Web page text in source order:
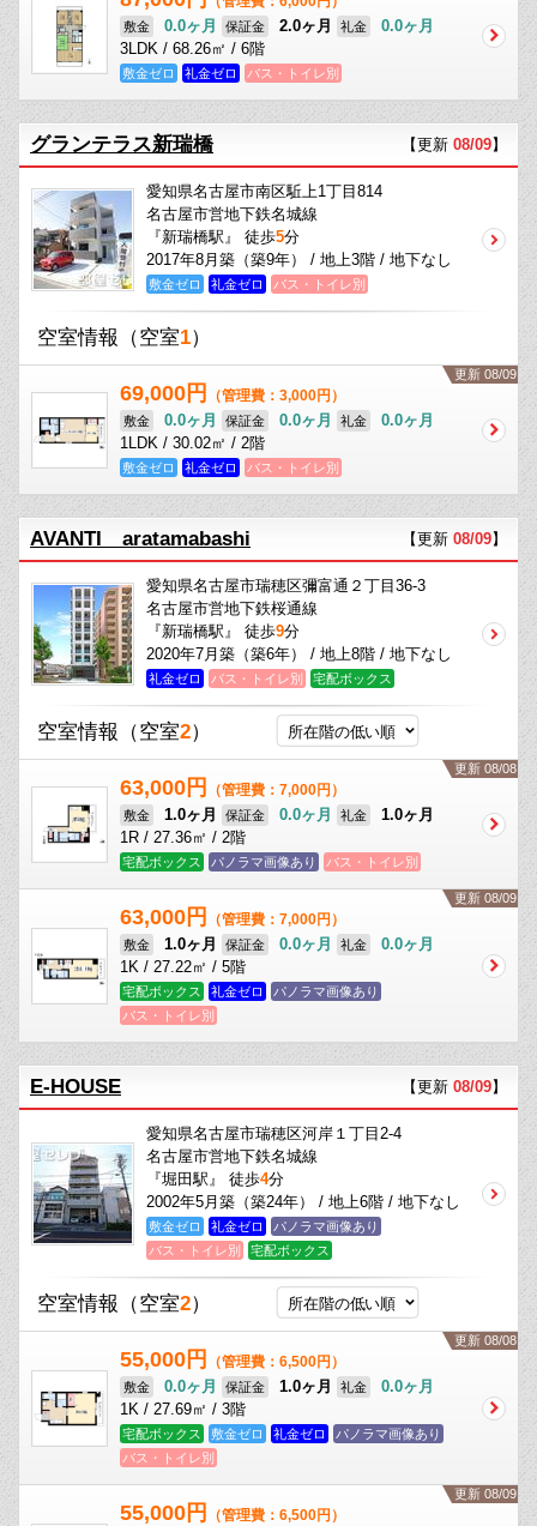
敷金 0.0ヶ月 保証金 2.0ヶ月 礼金
0.0ヶ月
3LDK / 68.26㎡ / 6階
敷金ゼロ 礼金ゼロ バス・トイレ別
グランテラス新瑞橋 【更新 08/09】
愛知県名古屋市南区駈上1丁目814
名古屋市営地下鉄名城線
『新瑞橋駅』 徒歩5分
2017年8月築（築9年） / 地上3階 / 地下なし
敷金ゼロ 礼金ゼロ バス・トイレ別
空室情報 （空室1）
更新 08/09
69,000円 （管理費：3,000円）
敷金 0.0ヶ月 保証金 0.0ヶ月 礼金
0.0ヶ月
1LDK / 30.02㎡ / 2階
敷金ゼロ 礼金ゼロ バス・トイレ別
AVANTI aratamabashi 【更新 08/09】
愛知県名古屋市瑞穂区彌富通２丁目36-3
名古屋市営地下鉄桜通線
『新瑞橋駅』 徒歩9分
2020年7月築（築6年） / 地上8階 / 地下なし
礼金ゼロ バス・トイレ別 宅配ボックス
空室情報 （空室2）
更新 08/08
63,000円 （管理費：7,000円）
敷金 1.0ヶ月 保証金 0.0ヶ月 礼金
1.0ヶ月
1R / 27.36㎡ / 2階
宅配ボックス パノラマ画像あり バス・トイレ別
更新 08/09
63,000円 （管理費：7,000円）
敷金 1.0ヶ月 保証金 0.0ヶ月 礼金
0.0ヶ月
1K / 27.22㎡ / 5階
宅配ボックス 礼金ゼロ
パノラマ画像あり
バス・トイレ別
E-HOUSE 【更新 08/09】
愛知県名古屋市瑞穂区河岸１丁目2-4
名古屋市営地下鉄名城線
『堀田駅』 徒歩4分
2002年5月築（築24年） / 地上6階 / 地下なし
敷金ゼロ 礼金ゼロ
パノラマ画像あり
バス・トイレ別
宅配ボックス
空室情報 （空室2）
更新 08/08
55,000円 （管理費：6,500円）
敷金 0.0ヶ月 保証金 1.0ヶ月 礼金
0.0ヶ月
1K / 27.69㎡ / 3階
宅配ボックス 敷金ゼロ 礼金ゼロ
パノラマ画像あり
バス・トイレ別
更新 08/09
55,000円 （管理費：6,500円）